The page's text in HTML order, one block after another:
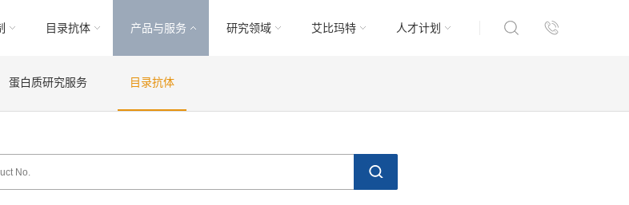
目录抗体 产品与服务 研究领域 艾比玛特 人才计划
蛋白质研究服务 目录抗体